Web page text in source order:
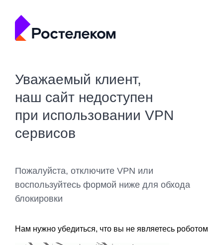
Уважаемый клиент,
наш сайт недоступен
при использовании VPN
сервисов
Пожалуйста, отключите VPN или
воспользуйтесь формой ниже для обхода
блокировки
Нам нужно убедиться, что вы не являетесь роботом